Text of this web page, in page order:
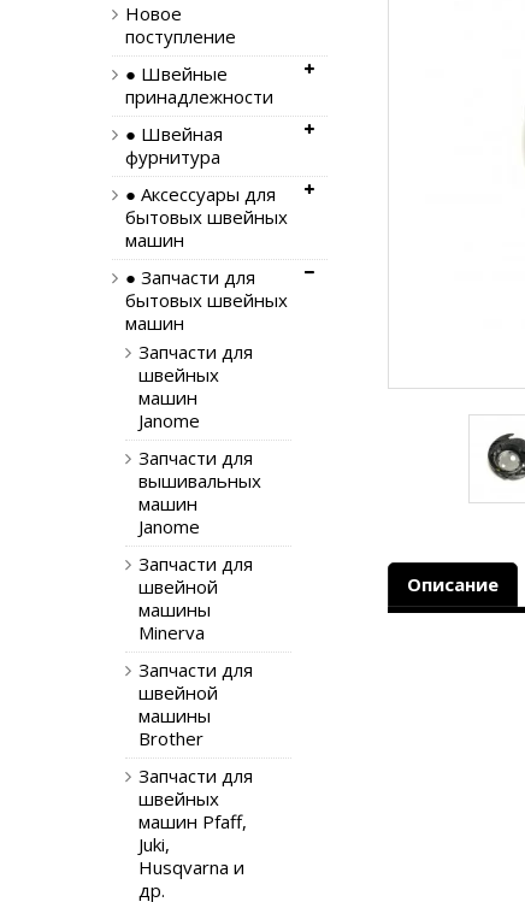
Описание
Новое
поступление
● Швейные
принадлежности
● Швейная
фурнитура
● Аксессуары для
бытовых швейных
машин
● Запчасти для
бытовых швейных
машин
Запчасти для
швейных
машин
Janome
Запчасти для
вышивальных
машин
Janome
Запчасти для
швейной
машины
Minerva
Запчасти для
швейной
машины
Brother
Запчасти для
швейных
машин Pfaff,
Juki,
Husqvarna и
др.